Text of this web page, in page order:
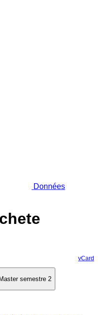
Données
vCard
semestre 2